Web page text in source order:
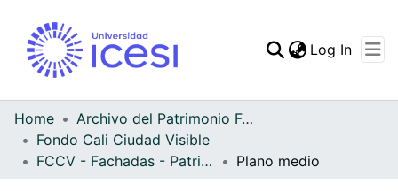
Log In
Home
Archivo del Patrimonio Fotográfico y Fílmico del Valle del Cauca
Fondo Cali Ciudad Visible
FCCV - Fachadas - Patrimonial
Plano medio